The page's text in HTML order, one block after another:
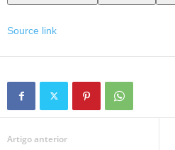
Source link
Artigo anterior